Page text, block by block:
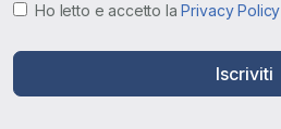
Ho letto e accetto laPrivacy Policy
Iscriviti